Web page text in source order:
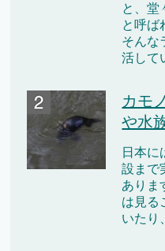
と、堂
と呼ば
そんな
活して
カモ
や水
日本に
設まで
ありま
は見る
いたり